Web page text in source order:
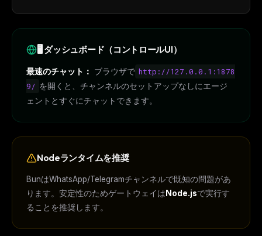
🖥️ ダッシュボード（コントロールUI）
最速のチャット： ブラウザで http://127.0.0.1:1878
9/ を開くと、チャンネルのセットアップなしにエージ
ェントとすぐにチャットできます。
Nodeランタイムを推奨
BunはWhatsApp/Telegramチャンネルで既知の問題があ
ります。安定性のためゲートウェイは Node.jsで実行す
ることを推奨します。